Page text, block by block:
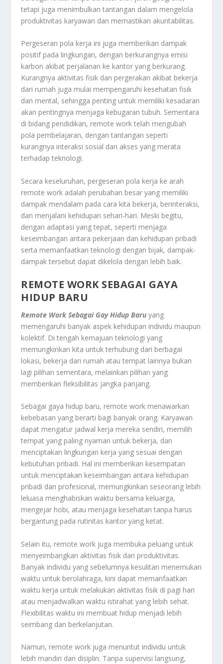
tetapi juga menimbulkan tantangan dalam mengelola
produktivitas karyawan dan memastikan akuntabilitas.
Pergeseran pola kerja ini juga memberikan dampak
positif pada lingkungan, dengan berkurangnya emisi
karbon akibat perjalanan ke kantor yang berkurang.
Kurangnya aktivitas fisik dan pergerakan akibat bekerja
dari rumah juga mulai mempengaruhi kesehatan fisik
dan mental, sehingga penting untuk memiliki kesadaran
akan pentingnya menjaga kebugaran tubuh. Sementara
di bidang pendidikan, remote work telah mengubah
pola pembelajaran, dengan tantangan seperti
kurangnya interaksi sosial dan akses yang merata
terhadap teknologi.
Secara keseluruhan, pergeseran pola kerja ke arah
remote work adalah perubahan besar yang memiliki
dampak mendalam pada cara kita bekerja, berinteraksi,
dan menjalani kehidupan sehari-hari. Meski begitu,
dengan adaptasi yang tepat, seperti menjaga
keseimbangan antara pekerjaan dan kehidupan pribadi
serta memanfaatkan teknologi dengan bijak, dampak-
dampak tersebut dapat dikelola dengan lebih baik.
REMOTE WORK SEBAGAI GAYA
HIDUP BARU
Remote Work Sebagai Gay Hidup Baru yang
memengaruhi banyak aspek kehidupan individu maupun
kolektif. Di tengah kemajuan teknologi yang
memungkinkan kita untuk terhubung dari berbagai
lokasi, bekerja dari rumah atau tempat lainnya bukan
lagi pilihan sementara, melainkan pilihan yang
memberikan fleksibilitas jangka panjang.
Sebagai gaya hidup baru, remote work menawarkan
kebebasan yang berarti bagi banyak orang. Karyawan
dapat mengatur jadwal kerja mereka sendiri, memilih
tempat yang paling nyaman untuk bekerja, dan
menciptakan lingkungan kerja yang sesuai dengan
kebutuhan pribadi. Hal ini memberikan kesempatan
untuk menciptakan keseimbangan antara kehidupan
pribadi dan profesional, memungkinkan seseorang lebih
leluasa menghabiskan waktu bersama keluarga,
mengejar hobi, atau menjaga kesehatan tanpa harus
bergantung pada rutinitas kantor yang ketat.
Selain itu, remote work juga membuka peluang untuk
menyeimbangkan aktivitas fisik dan produktivitas.
Banyak individu yang sebelumnya kesulitan menemukan
waktu untuk berolahraga, kini dapat memanfaatkan
waktu kerja untuk melakukan aktivitas fisik di pagi hari
atau menjadwalkan waktu istirahat yang lebih sehat.
Flexibilitas waktu ini membuat hidup menjadi lebih
seimbang dan berkelanjutan.
Namun, remote work juga menuntut individu untuk
lebih mandiri dan disiplin. Tanpa supervisi langsung,